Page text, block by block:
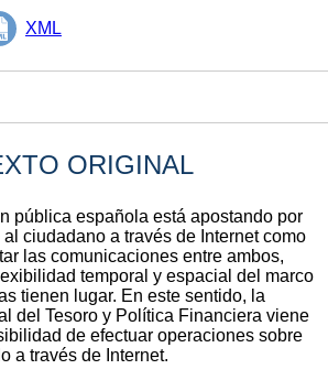
XML
ORIGINAL
pública española está apostando por
ciudadano a través de Internet como
las comunicaciones entre ambos,
temporal y espacial del marco
tienen lugar. En este sentido, la
del Tesoro y Política Financiera viene
de efectuar operaciones sobre
a través de Internet.